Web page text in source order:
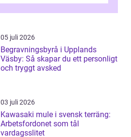
05 juli 2026
Begravningsbyrå i Upplands
Väsby: Så skapar du ett personligt
och tryggt avsked
03 juli 2026
Kawasaki mule i svensk terräng:
Arbetsfordonet som tål
vardagsslitet